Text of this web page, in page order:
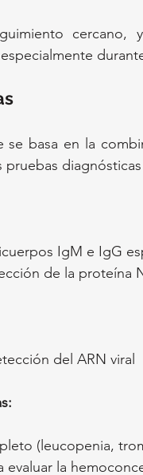
basa en la
pruebas
IgM e IgG
de la proteína
del ARN viral
(leucopenia,
evaluar la